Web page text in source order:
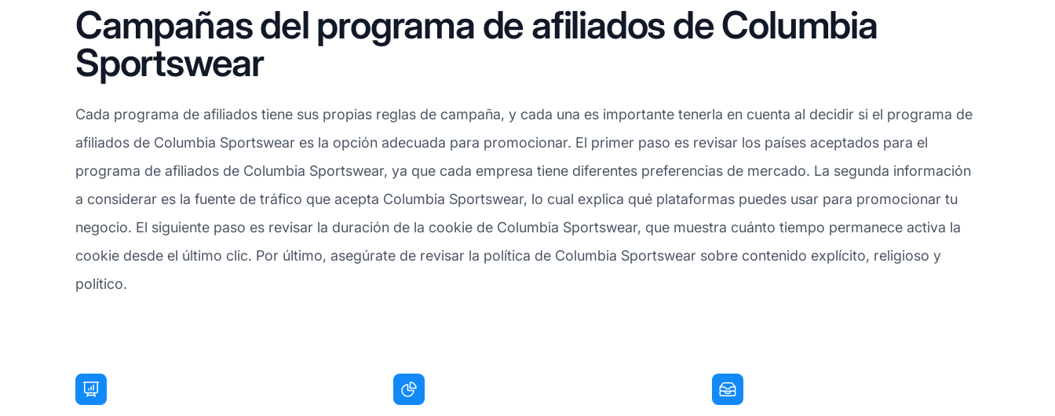
Campañas del programa de afiliados de Columbia
Sportswear
Cada programa de afiliados tiene sus propias reglas de campaña, y cada una es importante tenerla en cuenta al decidir si el programa de
afiliados de Columbia Sportswear es la opción adecuada para promocionar. El primer paso es revisar los países aceptados para el
programa de afiliados de Columbia Sportswear, ya que cada empresa tiene diferentes preferencias de mercado. La segunda información
a considerar es la fuente de tráfico que acepta Columbia Sportswear, lo cual explica qué plataformas puedes usar para promocionar tu
negocio. El siguiente paso es revisar la duración de la cookie de Columbia Sportswear, que muestra cuánto tiempo permanece activa la
cookie desde el último clic. Por último, asegúrate de revisar la política de Columbia Sportswear sobre contenido explícito, religioso y
político.